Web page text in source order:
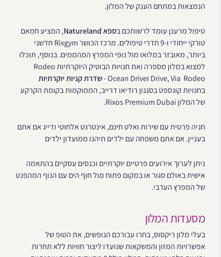
הנמצאות במתחם הענק של המלון.
טיפול מרענן עומד לרשותכם בספא Natureland
, המציע חמאם
טורקי ייחודי ו-9 חדרי טיפולים. מרכז הכושר Rixgym חדשני
ביותר, מאובזר במלואו מול נופי המפרץ המהממים. בנוסף, תוכלו
למצוא במלון מספרה ואת חנויות הבוטיק היוקרתיות Rodeo
Drive, Via Rodeo וOcean Drive -
שדרת קניות יוקרתיות
בחנויות קונספט בסגנון רודיאו דרייב, הממוקמות בקומת הקרקע
של המלון Rixos Premium Dubai.
חניה פרטית עם שירות ואלט חינם, אינטרנט אלחוטי ודייג אם אתם
בעניין. אם אתם משפחה עם ילדים תיהנו ממועדון ילדים
ניתן לערוך אירועים פרטיים יוקרתיים וכנסים עסקיים בהתאמה
אישית באולם סגור או במקום פתוח מול חוף הים עם הנוף המהפנט
של המפרץ הערבי.
מסעדות המלון
בעלי מלון ריקסוס, בחרו עבורכם הנופשים, את הטופ של
אפשרויות המזון והמשקאות שנועדו ליצור חוויות ללא תחרות